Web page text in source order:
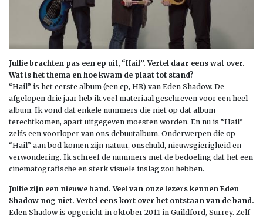
Jullie brachten pas een ep uit, “Hail”. Vertel daar eens wat over.
Wat is het thema en hoe kwam de plaat tot stand?
“Hail” is het eerste album (een ep, HR) van Eden Shadow. De
afgelopen drie jaar heb ik veel materiaal geschreven voor een heel
album. Ik vond dat enkele nummers die niet op dat album
terechtkomen, apart uitgegeven moesten worden. En nu is “Hail”
zelfs een voorloper van ons debuutalbum. Onderwerpen die op
“Hail” aan bod komen zijn natuur, onschuld, nieuwsgierigheid en
verwondering. Ik schreef de nummers met de bedoeling dat het een
cinematografische en sterk visuele inslag zou hebben.
Jullie zijn een nieuwe band. Veel van onze lezers kennen Eden
Shadow nog niet. Vertel eens kort over het ontstaan van de band.
Eden Shadow is opgericht in oktober 2011 in Guildford, Surrey. Zelf